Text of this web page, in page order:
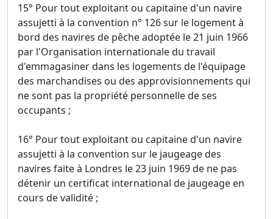
15° Pour tout exploitant ou capitaine d'un navire
assujetti à la convention n° 126 sur le logement à
bord des navires de pêche adoptée le 21 juin 1966
par l'Organisation internationale du travail
d'emmagasiner dans les logements de l'équipage
des marchandises ou des approvisionnements qui
ne sont pas la propriété personnelle de ses
occupants ;
16° Pour tout exploitant ou capitaine d'un navire
assujetti à la convention sur le jaugeage des
navires faite à Londres le 23 juin 1969 de ne pas
détenir un certificat international de jaugeage en
cours de validité ;